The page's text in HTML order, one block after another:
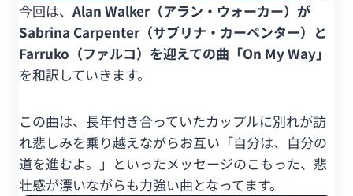
今回は、 Alan Walker（アラン・ウォーカー）が
Sabrina Carpenter（サブリナ・カーペンター）と
Farruko（ファルコ）を迎えての曲「On My Way」
を和訳していきます。
この曲は、長年付き合っていたカップルに別れが訪
れ悲しみを乗り越えながらお互い「自分は、自分の
道を進むよ。」といったメッセージのこもった、悲
壮感が漂いながらも力強い曲となってます。